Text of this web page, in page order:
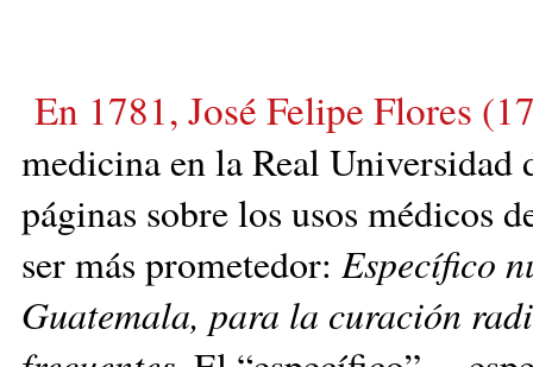
En 1781, José Felipe Flores
me­di­cinaen la Real
páginas so­bre los usos médicos
ser más prometedor: Específico
Guatemala, para la curación